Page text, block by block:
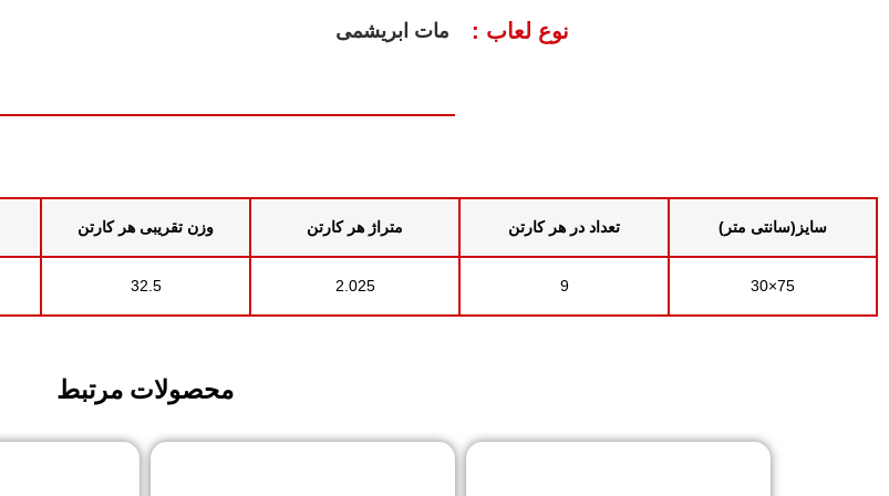
نوع لعاب : مات ابریشمی
سایز(سانتی متر) تعداد در هر کارتن متراژ هر کارتن وزن تقریبی هر کارتن
75×30
9
2.025
32.5
محصولات مرتبط